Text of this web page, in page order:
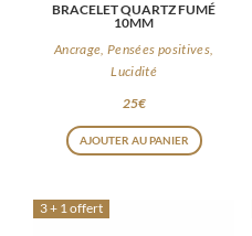
BRACELET QUARTZ FUMÉ
10MM
Ancrage, Pensées positives,
Lucidité
25€
AJOUTER AU PANIER
3 + 1 offert